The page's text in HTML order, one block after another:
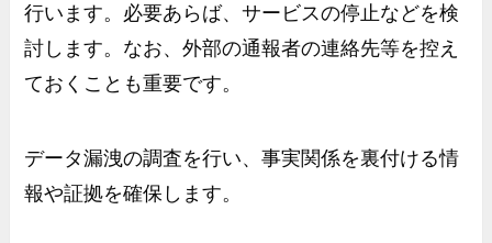
行います。必要あらば、サービスの停止などを検
討します。なお、外部の通報者の連絡先等を控え
ておくことも重要です。
データ漏洩の調査を行い、事実関係を裏付ける情
報や証拠を確保します。